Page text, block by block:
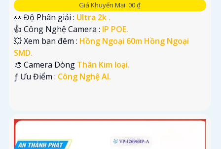
Giá Khuyến Mại: 00 ₫
👀 Độ Phân giải : Ultra 2k .
👍 Công Nghệ Camera : IP POE.
💥 Xem ban đêm : Hồng Ngoại 60m Hồng Ngoại
SMD.
🎨 Camera Dòng Thân Kim loại.
️ƒ Ưu Điểm : Công Nghệ AI.